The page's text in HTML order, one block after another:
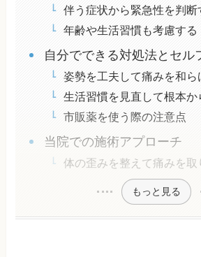
伴う症状から緊急性を判断
年齢や生活習慣も考慮する
自分でできる対処法とセル
姿勢を工夫して痛みを和ら
生活習慣を見直して根本か
市販薬を使う際の注意点
当院での施術アプローチ
体の歪みを整えて痛みを取
もっと見る